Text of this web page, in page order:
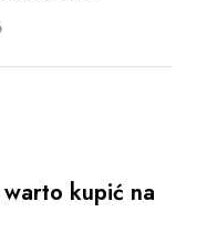
kupić na